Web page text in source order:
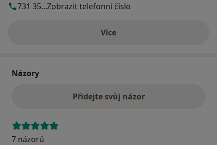
731 35...Zobrazit telefonní číslo
Víceo adrese
Názory
Přidejte svůj názor
7 názorů